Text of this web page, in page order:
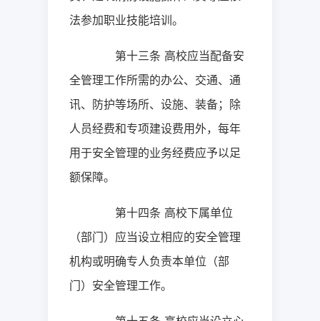
法参加职业技能培训。
第十三条 高校应当配备安
全管理工作所需的办公、交通、通
讯、防护等场所、设施、装备；除
人员经费和专项建设费用外，每年
用于安全管理的业务经费应予以足
额保障。
第十四条 高校下属单位
（部门）应当设立相应的安全管理
机构或明确专人负责本单位（部
门）安全管理工作。